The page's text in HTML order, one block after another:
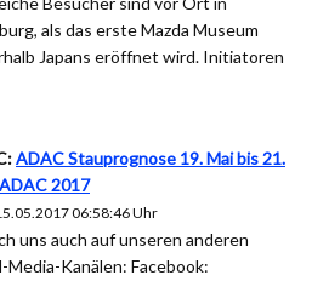
als das erste Mazda Museum
Japans eröffnet wird. Initiatoren
ADAC Stauprognose 19. Mai bis 21.
2017
06:58:46 Uhr
uns auch auf unseren anderen
Media-Kanälen: Facebook: